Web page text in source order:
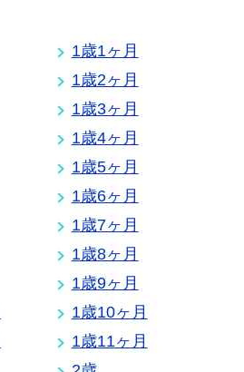
1歳1ヶ月
1歳2ヶ月
1歳3ヶ月
1歳4ヶ月
1歳5ヶ月
1歳6ヶ月
1歳7ヶ月
1歳8ヶ月
1歳9ヶ月
1歳10ヶ月
1歳11ヶ月